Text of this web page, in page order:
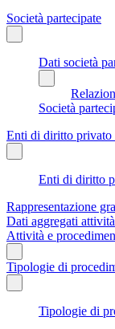
Società partecipate
Dati società
Società
Enti di diritto privato
Enti di diritto
Rappresentazione
Dati aggregati
Attività e
Tipologie di
Tipologie di